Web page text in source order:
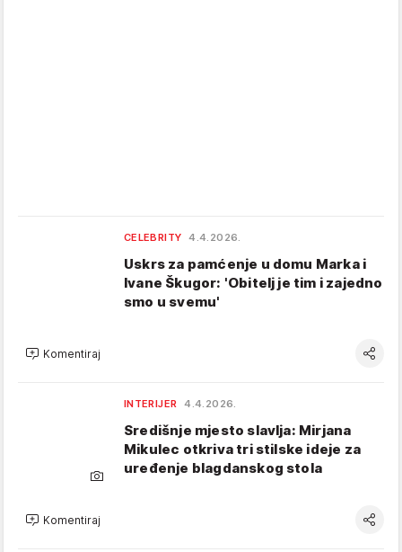
CELEBRITY 4.4.2026.
Uskrs za pamćenje u domu Marka i
Ivane Škugor: 'Obitelj je tim i zajedno
smo u svemu'
Komentiraj
INTERIJER 4.4.2026.
Središnje mjesto slavlja: Mirjana
Mikulec otkriva tri stilske ideje za
uređenje blagdanskog stola
Komentiraj